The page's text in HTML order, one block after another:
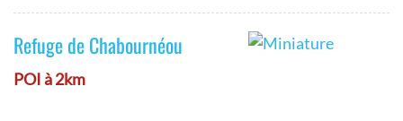
Refuge de Chabournéou
POI à 2km